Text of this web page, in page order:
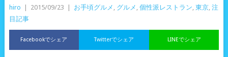
hiro 2015/09/23 お手頃グルメ , グルメ , 個性派レストラン, 東京, 注
目記事
Facebookでシェア LINEでシェア
Twitterでシェア